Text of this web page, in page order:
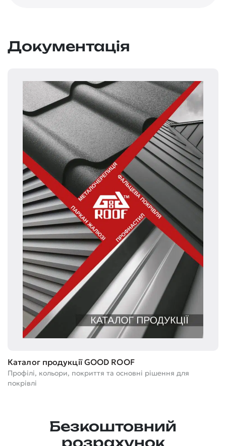
Документація
Каталог продукції GOOD ROOF
Профілі, кольори, покриття та основні рішення для
покрівлі
Безкоштовний
розрахунок